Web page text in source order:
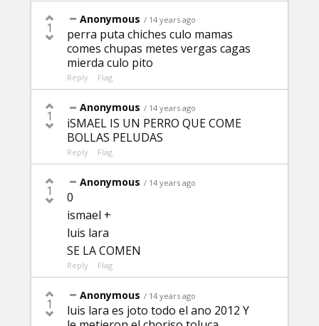
1
Anonymous / 14 years ago
perra puta chiches culo mamas
comes chupas metes vergas cagas
mierda culo pito
Reply Flag
1
Anonymous / 14 years ago
iSMAEL IS UN PERRO QUE COME
BOLLAS PELUDAS
Reply Flag
1
Anonymous / 14 years ago
0
ismael +
luis lara
SE LA COMEN
Reply Flag
1
Anonymous / 14 years ago
luis lara es joto todo el ano 2012 Y